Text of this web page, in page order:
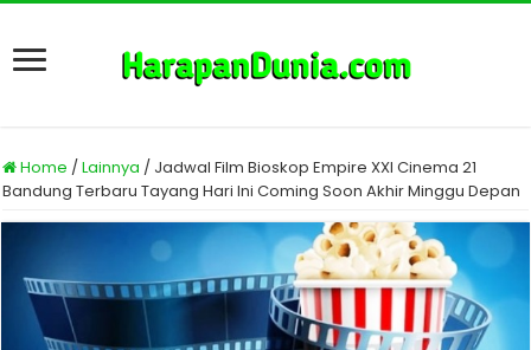
Home /Lainnya / Jadwal Film Bioskop Empire XXI Cinema 21
Bandung Terbaru Tayang Hari Ini Coming Soon Akhir Minggu Depan